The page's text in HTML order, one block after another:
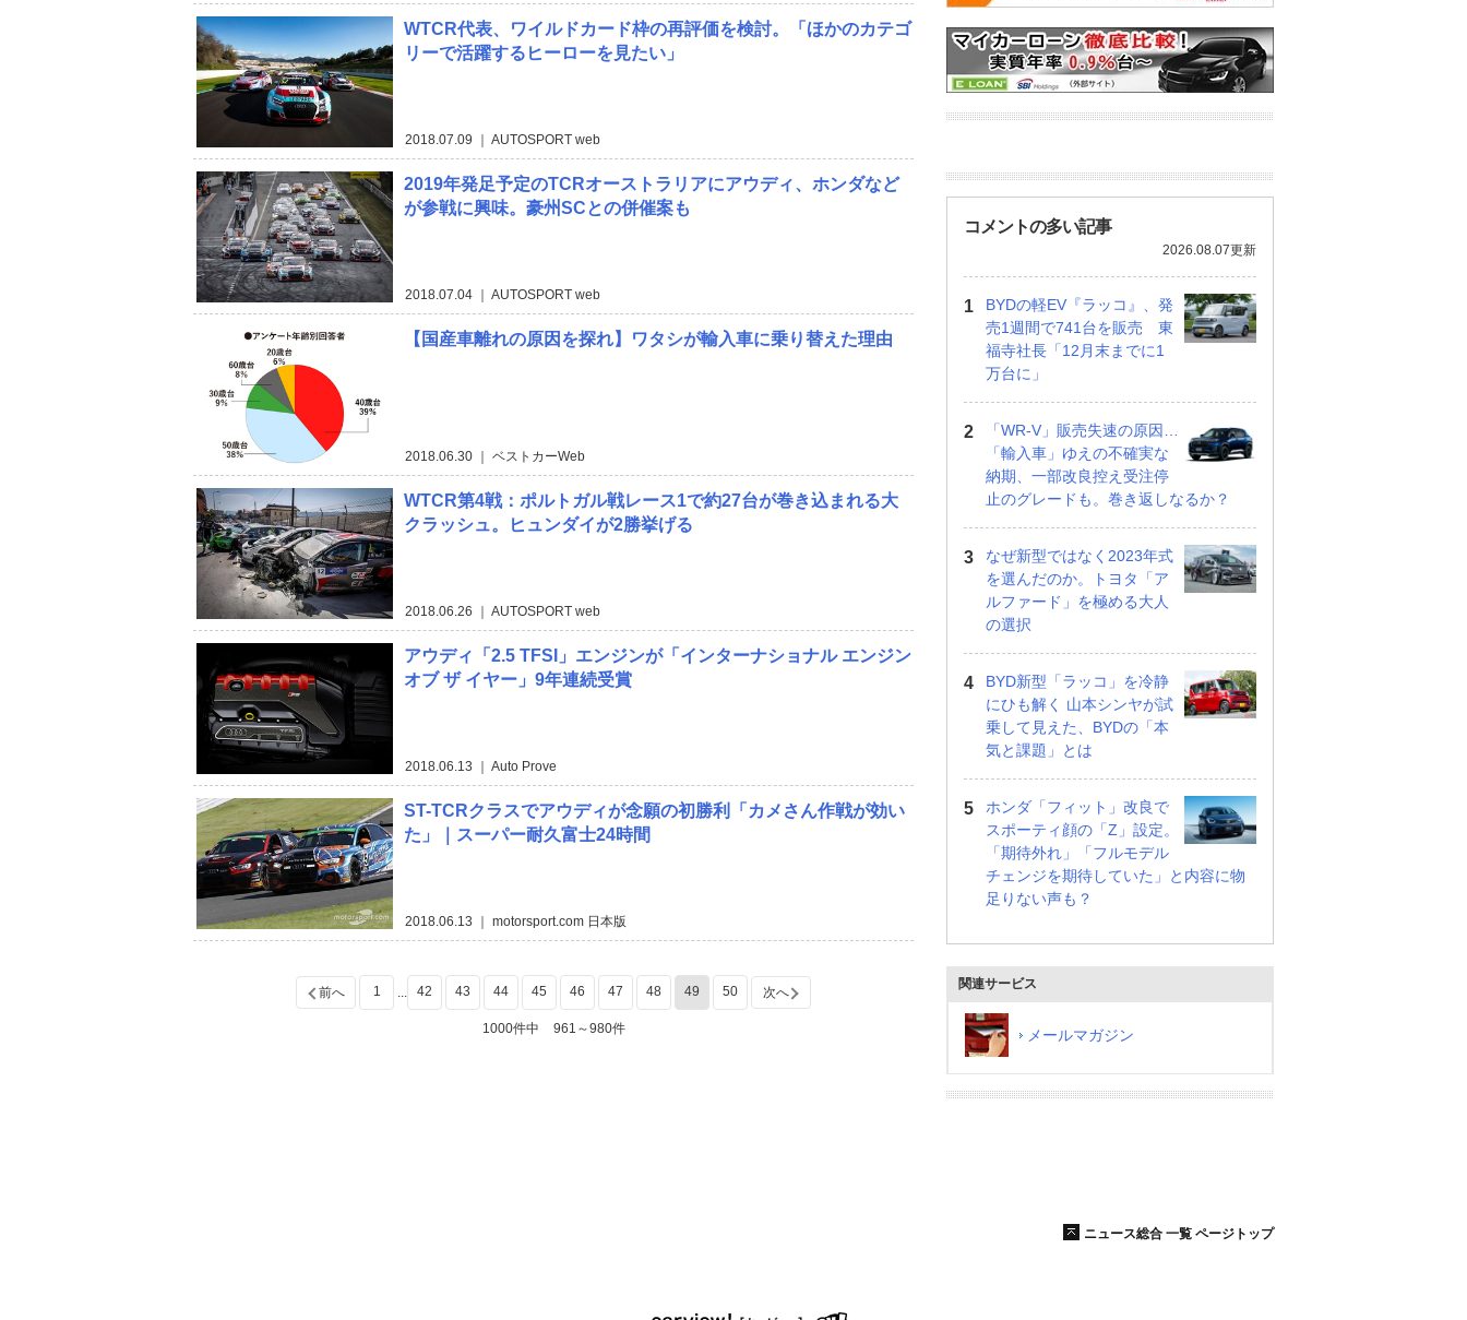
WTCR代表、ワイルドカード枠の再評価を検討。「ほかのカテゴ
リーで活躍するヒーローを見たい」
2018.07.09 ｜ AUTOSPORT web
2019年発足予定のTCRオーストラリアにアウディ、ホンダなど
が参戦に興味。豪州SCとの併催案も
2018.07.04 ｜ AUTOSPORT web
【国産車離れの原因を探れ】ワタシが輸入車に乗り替えた理由
2018.06.30 ｜ ベストカーWeb
WTCR第4戦：ポルトガル戦レース1で約27台が巻き込まれる大
クラッシュ。ヒュンダイが2勝挙げる
2018.06.26 ｜ AUTOSPORT web
アウディ「2.5 TFSI」エンジンが「インターナショナル エンジン
オブ ザ イヤー」9年連続受賞
2018.06.13 ｜ Auto Prove
ST-TCRクラスでアウディが念願の初勝利「カメさん作戦が効い
た」｜スーパー耐久富士24時間
2018.06.13 ｜ motorsport.com 日本版
前へ 1 ... 42 43 44 45 46 47 48 49 50 次へ
1000件中 961～980件
コメントの多い記事
2026.08.07更新
BYDの軽EV『ラッコ』、発
売1週間で741台を販売 東
福寺社長「12月末までに1
万台に」
「WR-V」販売失速の原因…
「輸入車」ゆえの不確実な
納期、一部改良控え受注停
止のグレードも。巻き返しなるか？
なぜ新型ではなく2023年式
を選んだのか。トヨタ「ア
ルファード」を極める大人
の選択
BYD新型「ラッコ」を冷静
にひも解く 山本シンヤが試
乗して見えた、BYDの「本
気と課題」とは
ホンダ「フィット」改良で
スポーティ顔の「Z」設定。
「期待外れ」「フルモデル
チェンジを期待していた」と内容に物
足りない声も？
関連サービス
メールマガジン
ニュース総合 一覧 ページトップ